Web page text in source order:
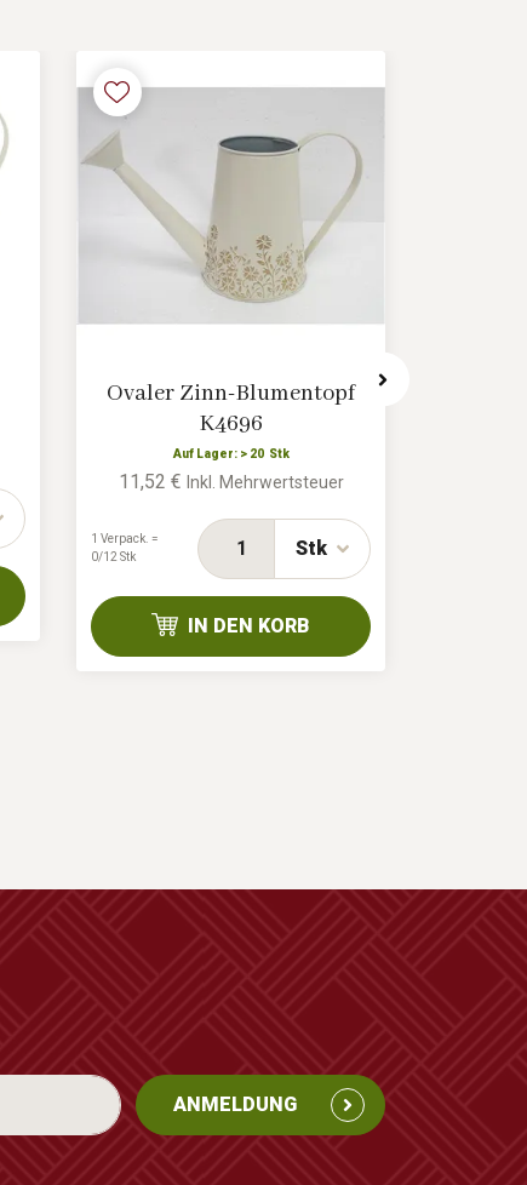
Ovaler Zinn-Blumentopf
K4696
Auf Lager: > 20 Stk
11,52 € Inkl. Mehrwertsteuer
Stk
1 Verpack. =
0/12 Stk
IN DEN KORB
ANMELDUNG